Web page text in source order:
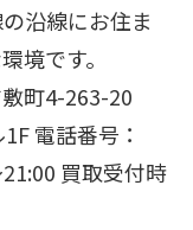
沿線にお住ま
境です。
敷町4-263-20
電話番号：
買取受付時